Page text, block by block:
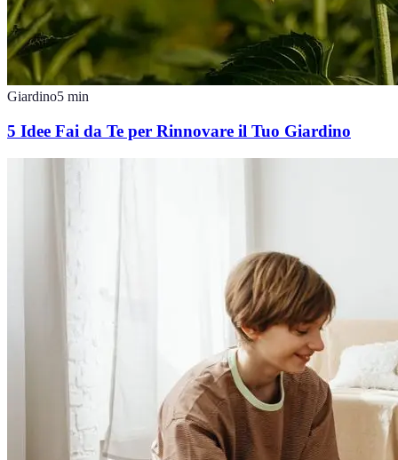
Giardino5 min
5 Idee Fai da Te per Rinnovare il Tuo Giardino